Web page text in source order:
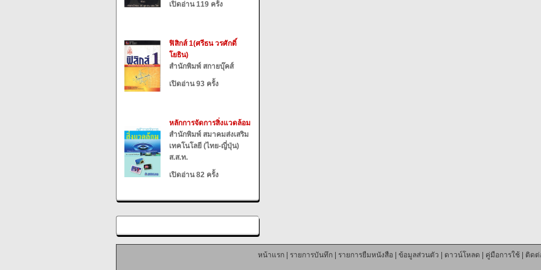
เปิดอ่าน 119 ครั้ง
ฟิสิกส์ 1(ศรีธน วรศักดิ์
โยธิน)
สำนักพิมพ์ สกายบุ๊คส์
เปิดอ่าน 93 ครั้ง
หลักการจัดการสิ่งแวดล้อม
สำนักพิมพ์ สมาคมส่งเสริม
เทคโนโลยี (ไทย-ญี่ปุ่น)
ส.ส.ท.
เปิดอ่าน 82 ครั้ง
หน้าแรก| รายการบันทึก| รายการยืมหนังสือ ข้อมูลส่วนตัว ดาวน์โหลด คู่มือการใช้| ติดต่